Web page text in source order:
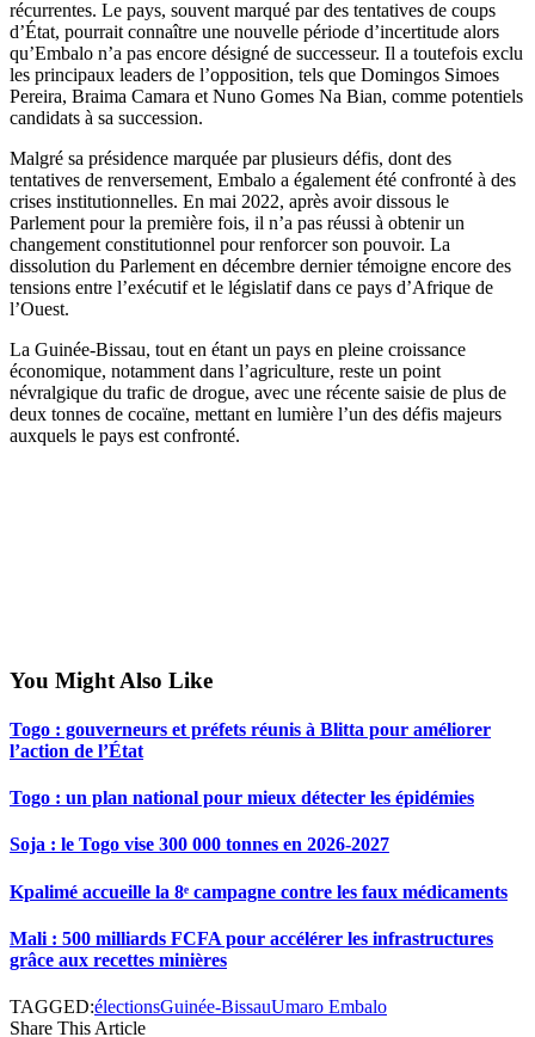
récurrentes. Le pays, souvent marqué par des tentatives de coups
d’État, pourrait connaître une nouvelle période d’incertitude alors
qu’Embalo n’a pas encore désigné de successeur. Il a toutefois exclu
les principaux leaders de l’opposition, tels que Domingos Simoes
Pereira, Braima Camara et Nuno Gomes Na Bian, comme potentiels
candidats à sa succession.
Malgré sa présidence marquée par plusieurs défis, dont des
tentatives de renversement, Embalo a également été confronté à des
crises institutionnelles. En mai 2022, après avoir dissous le
Parlement pour la première fois, il n’a pas réussi à obtenir un
changement constitutionnel pour renforcer son pouvoir. La
dissolution du Parlement en décembre dernier témoigne encore des
tensions entre l’exécutif et le législatif dans ce pays d’Afrique de
l’Ouest.
La Guinée-Bissau, tout en étant un pays en pleine croissance
économique, notamment dans l’agriculture, reste un point
névralgique du trafic de drogue, avec une récente saisie de plus de
deux tonnes de cocaïne, mettant en lumière l’un des défis majeurs
auxquels le pays est confronté.
You Might Also Like
Togo : gouverneurs et préfets réunis à Blitta pour améliorer
l’action de l’État
Togo : un plan national pour mieux détecter les épidémies
Soja : le Togo vise 300 000 tonnes en 2026-2027
Kpalimé accueille la 8ᵉ campagne contre les faux médicaments
Mali : 500 milliards FCFA pour accélérer les infrastructures
grâce aux recettes minières
TAGGED:électionsGuinée-BissauUmaro Embalo
Share This Article